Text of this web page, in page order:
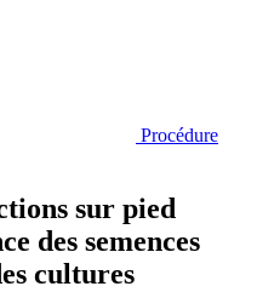
Procédure
sur pied
des semences
cultures